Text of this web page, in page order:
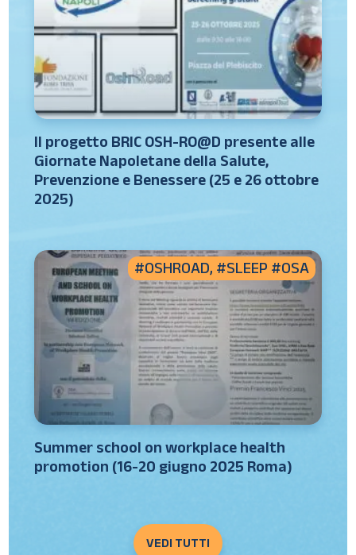
Il progetto BRIC OSH-RO@D presente alle
Giornate Napoletane della Salute,
Prevenzione e Benessere (25 e 26 ottobre
2025)
#OSHROAD, #SLEEP #OSA
Summer school on workplace health
promotion (16-20 giugno 2025 Roma)
VEDI TUTTI